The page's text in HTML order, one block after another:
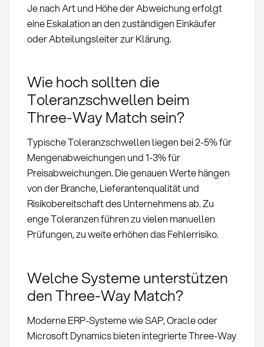
Je nach Art und Höhe der Abweichung erfolgt
eine Eskalation an den zuständigen Einkäufer
oder Abteilungsleiter zur Klärung.
Wie hoch sollten die
Toleranzschwellen beim
Three-Way Match sein?
Typische Toleranzschwellen liegen bei 2-5% für
Mengenabweichungen und 1-3% für
Preisabweichungen. Die genauen Werte hängen
von der Branche, Lieferantenqualität und
Risikobereitschaft des Unternehmens ab. Zu
enge Toleranzen führen zu vielen manuellen
Prüfungen, zu weite erhöhen das Fehlerrisiko.
Welche Systeme unterstützen
den Three-Way Match?
Moderne ERP-Systeme wie SAP, Oracle oder
Microsoft Dynamics bieten integrierte Three-Way